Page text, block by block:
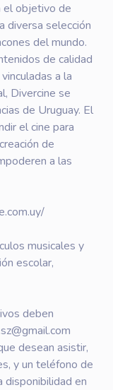
el objetivo de
diversa selección
del mundo.
de calidad
a la
Divercine se
de Uruguay. El
el cine para
de
a las
musicales y
escolar,
deben
desean asistir,
y un teléfono de
disponibilidad en